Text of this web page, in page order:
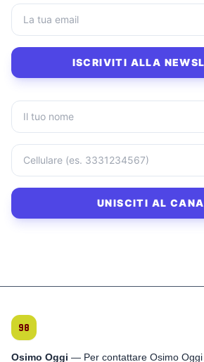
ISCRIVITI ALLA
UNISCITI AL
Osimo Oggi — Per contattare Osimo